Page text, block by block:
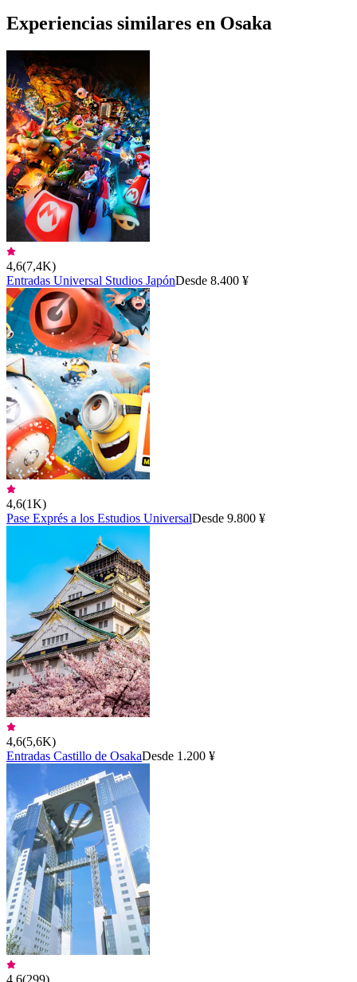
Experiencias similares en Osaka
4,6(7,4K)
Entradas Universal Studios JapónDesde 8.400 ¥
4,6(1K)
Pase Exprés a los Estudios UniversalDesde 9.800 ¥
4,6(5,6K)
Entradas Castillo de OsakaDesde 1.200 ¥
4,6(299)